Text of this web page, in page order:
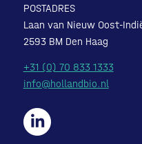
POSTADRES
Laan van Nieuw Oost-
2593 BM Den Haag
+31 (0) 70 833 1333
info@hollandbio.nl